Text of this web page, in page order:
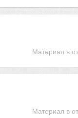
Материал в
Материал в